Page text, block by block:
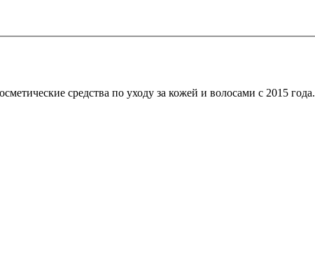
средства по уходу за кожей и волосами с 2015 года.